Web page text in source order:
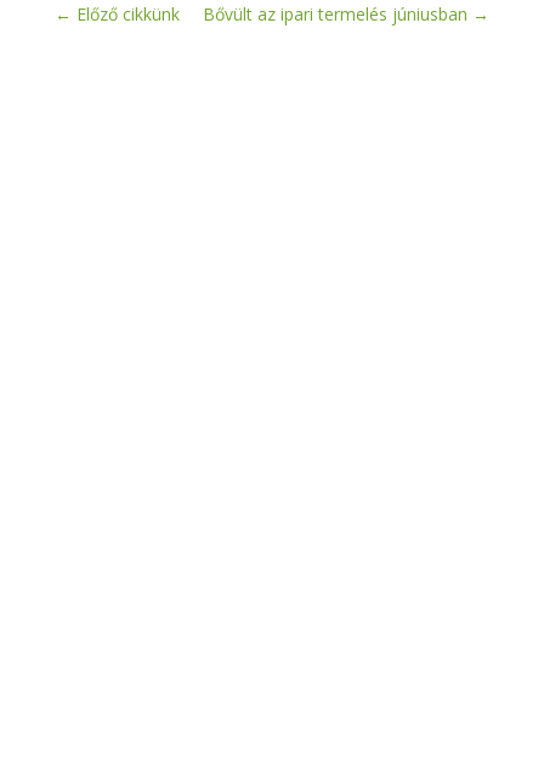
← Előző cikkünk Bővült az ipari termelés júniusban →